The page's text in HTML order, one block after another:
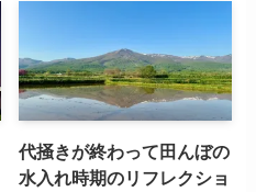
代掻きが終わって田んぼの
水入れ時期のリフレクショ